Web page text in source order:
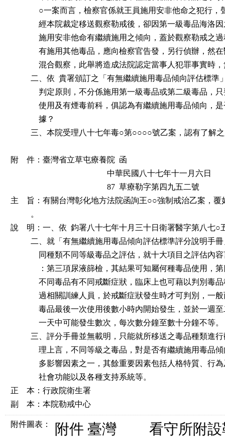
○一案而言，檢察官係就王員施用安非他命之犯行
經本院裁定移送觀察勒戒後，卻因第一級毒品海洛
施用安非他命有繼續施用之傾向，蓋於觀察勒戒之
有施用其他毒品，應向檢察官告發，另行偵辦，然
混合觀察，此舉將造成法院認定當事人犯罪事實時
二、依  貴署頒訂之「有無繼續施用毒品傾向評估標
判定原則，不分係施用第一級毒品或第二級毒品，
使用及有煙毒前科，俱認為有繼續施用毒品傾向，
              據？
三、本院受理八十七年毒○第○○○○號乙案，認有了解
附    件：臺灣省立草屯療養院  函
                                                中華民國八十七年十一月六日
                                                87  草療勒字第四九五二號
主    旨：有關台灣彰化地方法院函詢王○○強制戒治乙案，覆
          。
說    明：一、依  鈞署八十七年十月三十日衛署醫字第八七○
二、就「有無繼續施用毒品傾向評估標準評分說明手
同種類不同等級毒品之評估，就十大項目之評估內
：第三項尿液篩檢，其結果可知屬何種毒品使用，
不同毒品有不同戒斷症狀，臨床上也可藉以判別毒
過相關訓練人員，於戒斷症狀發生時才可判別，一
毒品最後一次使用後數小時內開始發生，並於一週
              一天中可能發生數次，每次數分鐘至數十分鐘不等。
三、評分手冊並無載明，只能就所移送之毒品種類進
理上言，不同等級之毒品，對是否有繼續施用毒品
多影響因素之一，其餘重要因素包括人格特質、行
              社會功能以及各種支持系統等。
正    本：行政院衛生署
副    本：本院勒戒中心
附件圖表： 附件 臺灣 看守所附設